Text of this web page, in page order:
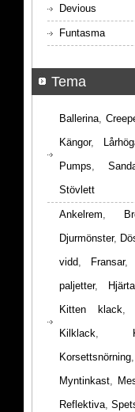
Devious
Funtasma
Tema
Ballerina,
Kängor,
Pumps,
Stövlett
Ankelrem,
Djurmönster,
vidd, Fransar,
paljetter, Hjärta
Kitten klack,
Kilklack,
Korsettsnörning
Myntinkast,
Reflektiva,